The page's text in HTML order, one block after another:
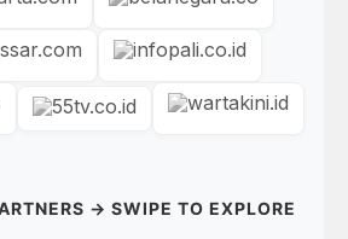
→ SWIPE TO EXPLORE